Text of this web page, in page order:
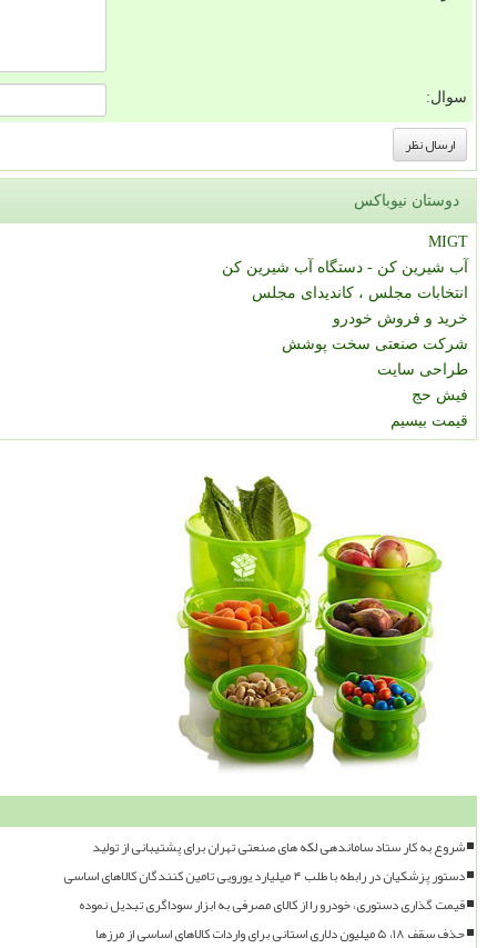
سوال:
دوستان نیوباکس
MIGT
آب شیرین کن - دستگاه آب شیرین کن
انتخابات مجلس ، کاندیدای مجلس
خرید و فروش خودرو
شرکت صنعتی سخت پوشش
طراحی سایت
فیش حج
قیمت بیسیم
شروع به کار ستاد ساماندهی لکه های صنعتی تهران برای پشتیبانی از تولید
دستور پزشکیان در رابطه با طلب ۴ میلیارد یورویی تامین کنندگان کالاهای اساسی
قیمت گذاری دستوری، خودرو را از کالای مصرفی به ابزار سوداگری تبدیل نموده
حذف سقف ۱۸، ۵ میلیون دلاری استانی برای واردات کالاهای اساسی از مرزها